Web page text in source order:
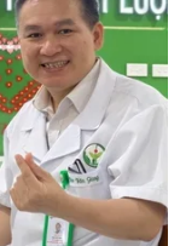
lái xe buồn